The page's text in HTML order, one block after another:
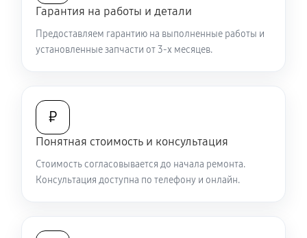
Не работает батарейный отсек
2970 руб
Не запускается тепловизионный прибор
Гарантия на работы и детали
Предоставляем гарантию на выполненные работы и
установленные запчасти от 3-х месяцев.
₽
Понятная стоимость и консультация
Стоимость согласовывается до начала ремонта.
Консультация доступна по телефону и онлайн.